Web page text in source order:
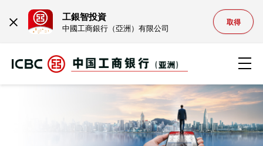
Close 工銀智投資
中國工商銀行（亞洲）有限公司
取得
工銀亞洲 | 主要推廣服務